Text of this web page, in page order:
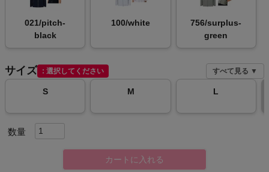
レディースカジュアルウェア
メンズスポーツウェア
レディーススポーツウェア
スポーツシューズ
021/pitch-
black
100/white
756/surplus-
green
サイズ 選択してください すべて見る ▼
S M L
カートに入れる